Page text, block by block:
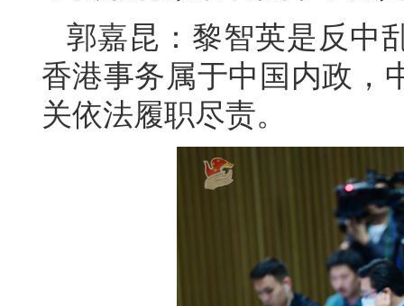
郭嘉昆：黎智英是反中
香港事务属于中国内政，
关依法履职尽责。